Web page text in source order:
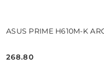
ASUS PRIME H610M-K
Cena:
268.80